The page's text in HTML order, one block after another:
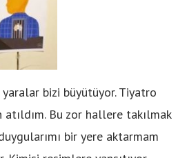
yaralar bizi büyütüyor. Tiyatro
Bu zor hallere takılmak
bir yere aktarmam